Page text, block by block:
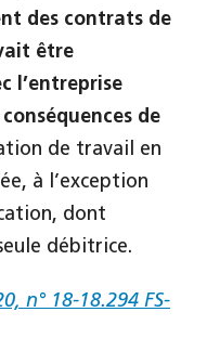
des contrats de
être
l’entreprise
de
de travail en
à l’exception
dont
débitrice.
n° 18-18.294 FS-